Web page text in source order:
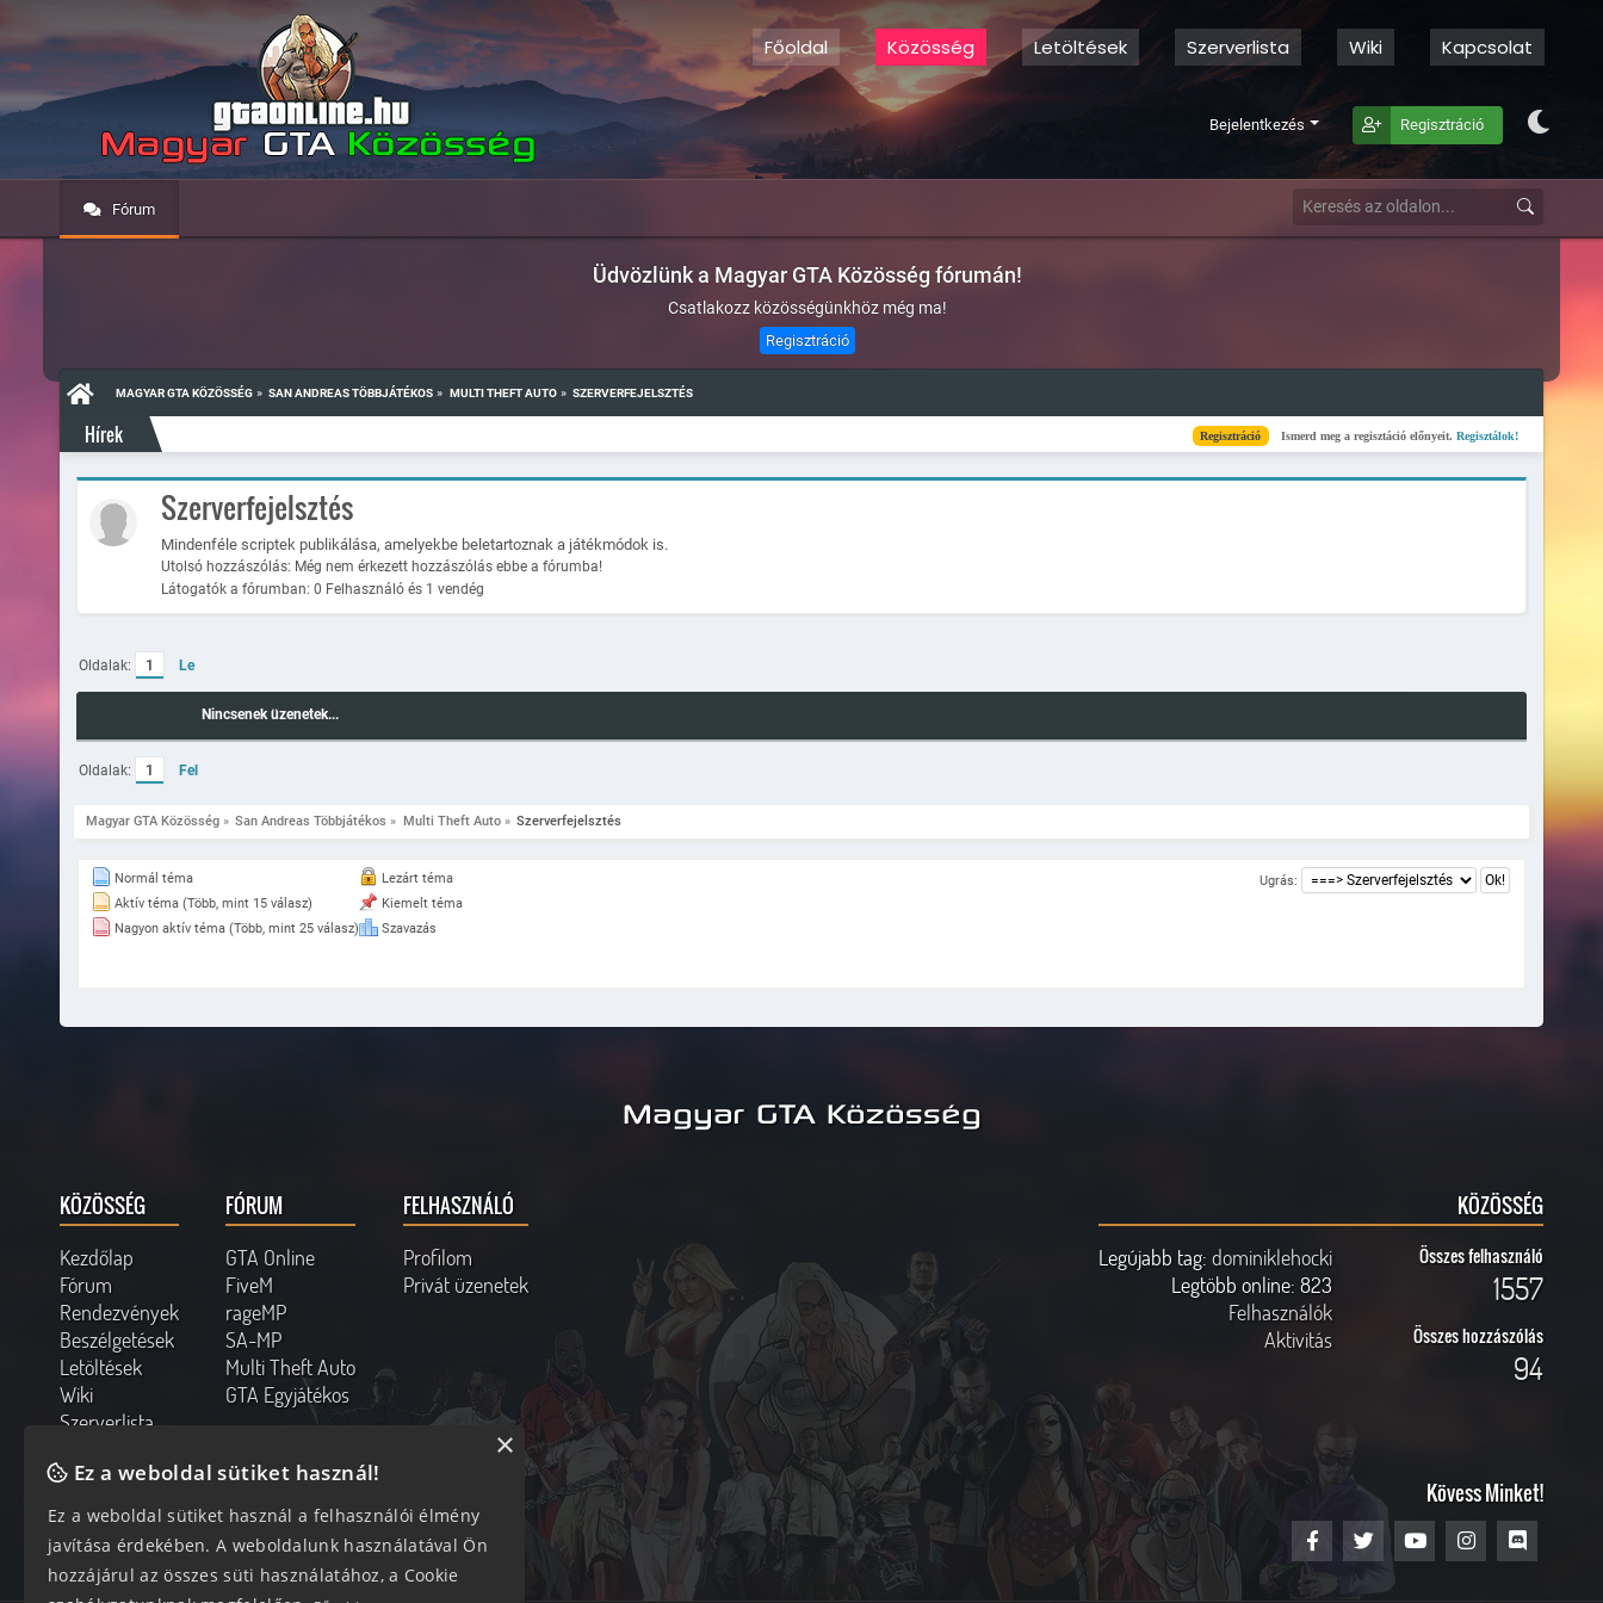
Főoldal Közösség Letöltések Szerverlista Wiki Kapcsolat
Bejelentkezés Regisztráció
Fórum
Üdvözlünk a Magyar GTA Közösség fórumán!
Csatlakozz közösségünkhöz még ma!
Regisztráció
MAGYAR GTA KÖZÖSSÉG » SAN ANDREAS TÖBBJÁTÉKOS » MULTI THEFT AUTO » SZERVERFEJELSZTÉS
Hírek Regisztráció Ismerd meg a regisztáció előnyeit. Regisztálok! Kész
Szerverfejelsztés
Mindenféle scriptek publikálása, amelyekbe beletartoznak a játékmódok is.
Utolsó hozzászólás: Még nem érkezett hozzászólás ebbe a fórumba!
Látogatók a fórumban: 0 Felhasználó és 1 vendég
Oldalak: 1 Le
Nincsenek üzenetek...
Oldalak: 1 Fel
Magyar GTA Közösség » San Andreas Többjátékos » Multi Theft Auto » Szerverfejelsztés
Ugrás:
Normál téma
Aktív téma (Több, mint 15 válasz)
Nagyon aktív téma (Több, mint 25 válasz)
Lezárt téma
Kiemelt téma
Szavazás
Magyar GTA Közösség
KÖZÖSSÉG
Kezdőlap
Fórum
Rendezvények
Beszélgetések
Letöltések
Wiki
Szerverlista
FÓRUM
GTA Online
FiveM
rageMP
SA-MP
Multi Theft Auto
GTA Egyjátékos
FELHASZNÁLÓ
Profilom
Privát üzenetek
KÖZÖSSÉG
Legújabb tag: dominiklehocki
Legtöbb online: 823
Felhasználók
Aktivitás
Összes felhasználó
1557
Összes hozzászólás
94
Online felhasználók
343 vendég, 0 tag
Kövess Minket!
Ez a weboldal sütiket használ!
Ez a weboldal sütiket használ a felhasználói élmény
javítása érdekében. A weboldalunk használatával Ön
hozzájárul az összes süti használatához, a Cookie
×